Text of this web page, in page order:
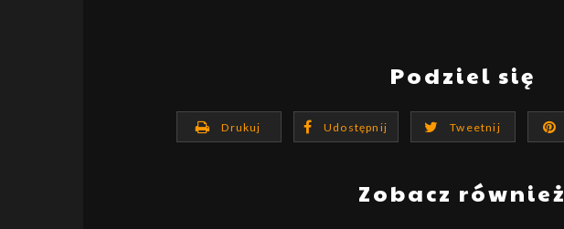
Podziel się
Drukuj Udostępnij Tweetnij
Zobacz również